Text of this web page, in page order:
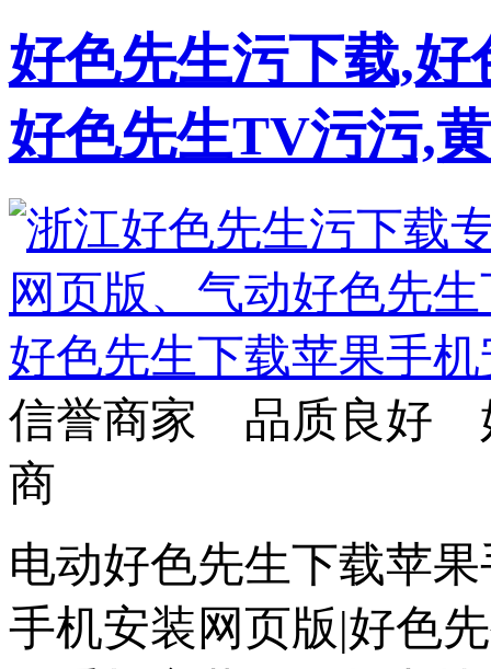
好色先生污下载,
好色先生TV污污,
信誉商家 品质良好
商
电动好色先生下载苹
手机安装网页版|好色